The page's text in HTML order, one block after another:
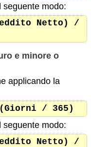
seguente modo:
Netto) /
e minore o
applicando la
/ 365)
seguente modo:
Netto) /